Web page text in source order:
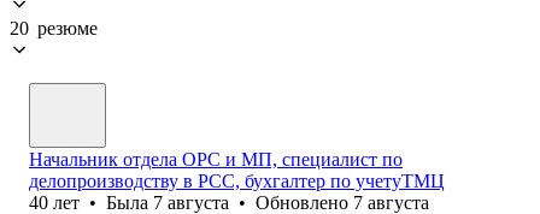
20 резюме
Начальник отдела ОРС и МП, специалист по
делопроизводству в РСС, бухгалтер по учетуТМЦ
40 лет • Была 7 августа • Обновлено 7 августа